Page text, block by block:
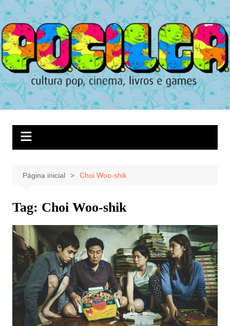
Ir
para
o
conteúdo
Página inicial Choi Woo-shik
Tag: Choi Woo-shik